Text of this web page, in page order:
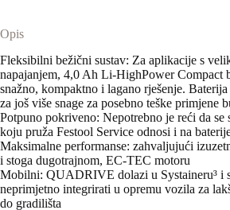
Opis
Fleksibilni bežični sustav: Za aplikacije s
napajanjem, 4,0 Ah Li-HighPower Compact
snažno, kompaktno i lagano rješenje.
za još više snage za posebno teške primjene
Potpuno pokriveno: Nepotrebno je reći da se
koju pruža Festool Service odnosi i na
Maksimalne performanse: zahvaljujući
i stoga dugotrajnom, EC-TEC motoru
Mobilni: QUADRIVE dolazi u Systaineru³ i
neprimjetno integrirati u opremu vozila za
do gradilišta